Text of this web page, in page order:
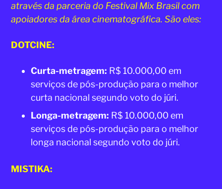
através da parceria do Festival Mix Brasil com
apoiadores da área cinematográfica. São eles:
DOTCINE:
Curta-metragem: R$ 10.000,00 em
serviços de pós-produção para o melhor
curta nacional segundo voto do júri.
Longa-metragem: R$ 10.000,00 em
serviços de pós-produção para o melhor
longa nacional segundo voto do júri.
MISTIKA: